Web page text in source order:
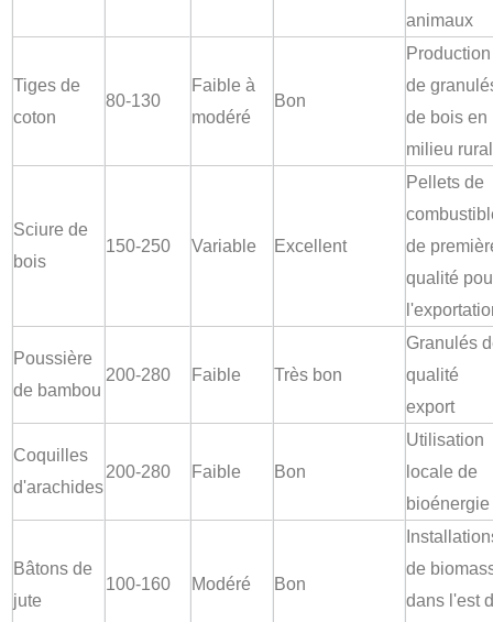
animaux
Tiges de
coton
80-130
Faible à
modéré
Bon
Production
de
de bois en
milieu rural
Sciure de
bois
150-250 Variable Excellent
Pellets de
de
qualité
Poussière
de bambou
200-280 Faible Très bon
Granulés
qualité
export
Coquilles
d'arachides
200-280 Faible Bon
Utilisation
locale de
bioénergie
Bâtons de
jute
100-160 Modéré Bon
de
dans l'est